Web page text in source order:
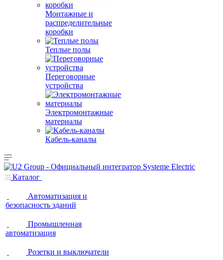
Монтажные и
распределительные
коробки
Теплые полы
Переговорные
устройства
Электромонтажные
материалы
Кабель-каналы
Каталог
Автоматизация и
безопасность зданий
Промышленная
автоматизация
Розетки и выключатели